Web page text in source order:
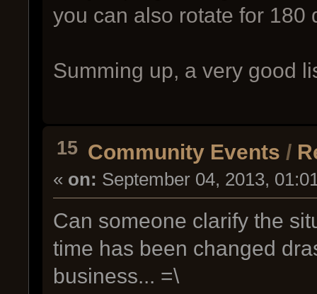
you can also rotate for 180
Summing up, a very good
15 Community Events /
« on: September 04, 2013,
Can someone clarify the
time has been changed
business... =\